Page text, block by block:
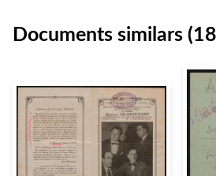
Documents similars